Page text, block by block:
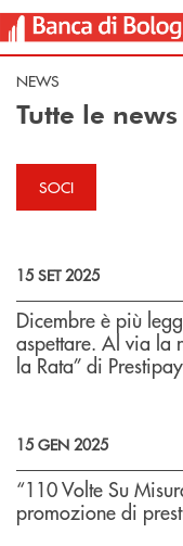
Salta al contenuto principale
NEWS
Tutte le news
SOCI
15 SET 2025
Dicembre è più
aspettare. Al via la
la Rata” di
15 GEN 2025
“110 Volte Su
promozione di